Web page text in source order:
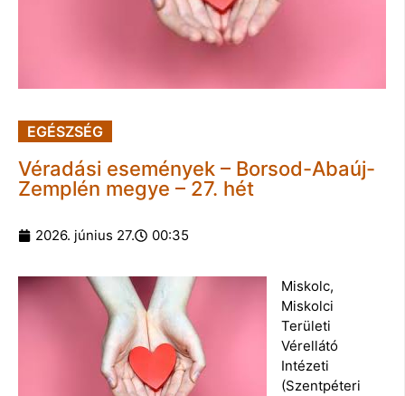
EGÉSZSÉG
Véradási események – Borsod-Abaúj-
Zemplén megye – 27. hét
2026. június 27. 00:35
Miskolc,
Miskolci
Területi
Vérellátó
Intézeti
(Szentpéteri